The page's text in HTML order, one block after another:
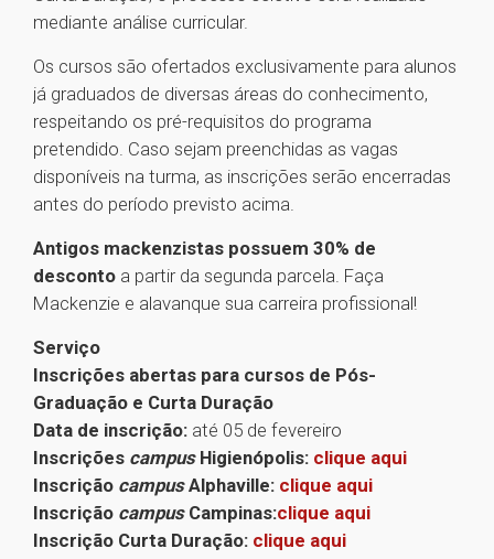
mediante análise curricular.
Os cursos são ofertados exclusivamente para alunos
já graduados de diversas áreas do conhecimento,
respeitando os pré-requisitos do programa
pretendido. Caso sejam preenchidas as vagas
disponíveis na turma, as inscrições serão encerradas
antes do período previsto acima.
Antigos mackenzistas possuem 30% de
desconto a partir da segunda parcela. Faça
Mackenzie e alavanque sua carreira profissional!
Serviço
Inscrições abertas para cursos de Pós-
Graduação e Curta Duração
Data de inscrição: até 05 de fevereiro
Inscrições campus Higienópolis: clique aqui
Inscrição campusAlphaville: clique aqui
Inscrição campus Campinas:clique aqui
Inscrição Curta Duração: clique aqui
1